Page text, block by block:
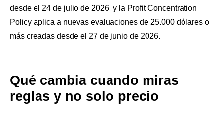
desde el 24 de julio de 2026, y la Profit Concentration
Policy aplica a nuevas evaluaciones de 25.000 dólares o
más creadas desde el 27 de junio de 2026.
Qué cambia cuando miras
reglas y no solo precio